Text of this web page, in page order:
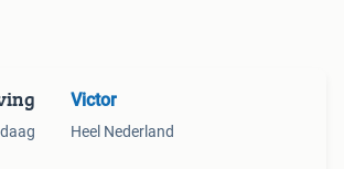
Victor
Heel Nederland